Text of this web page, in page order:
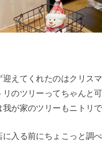
迎えてくれたのはクリスマ
リのツリーってちゃんと
我が家のツリーもニトリ
に入る前にちょこっと調